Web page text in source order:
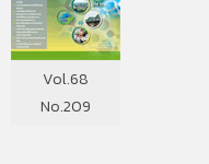
Vol.68
No.209